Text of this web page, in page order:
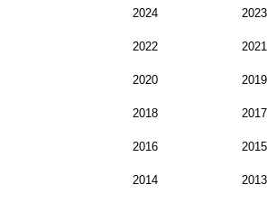
2024 2023
2022 2021
2020 2019
2018 2017
2016 2015
2014 2013